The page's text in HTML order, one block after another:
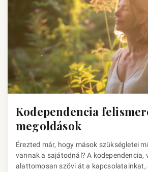
Kodependencia
megoldások
Érezted már, hogy mások szükségletei
vannak a sajátodnál? A kodependencia,
alattomosan szövi át a kapcsolatainkat,